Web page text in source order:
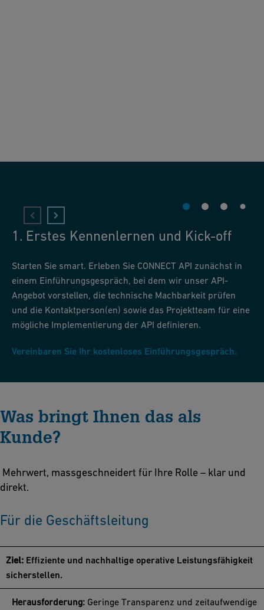
1. Erstes Kennenlernen und Kick-off
Starten Sie smart. Erleben Sie CONNECT API zunächst in
einem Einführungsgespräch, bei dem wir unser API-
Angebot vorstellen, die technische Machbarkeit prüfen
und die Kontaktperson(en) sowie das Projektteam für eine
mögliche Implementierung der API definieren.
Vereinbaren Sie Ihr kostenloses Einführungsgespräch.
Was bringt Ihnen das als
Kunde?
Mehrwert, massgeschneidert für Ihre Rolle – klar und
direkt.
Für die Geschäftsleitung
Ziel: Effiziente und nachhaltige operative Leistungsfähigkeit
sicherstellen.
Herausforderung: Geringe Transparenz und zeitaufwendige